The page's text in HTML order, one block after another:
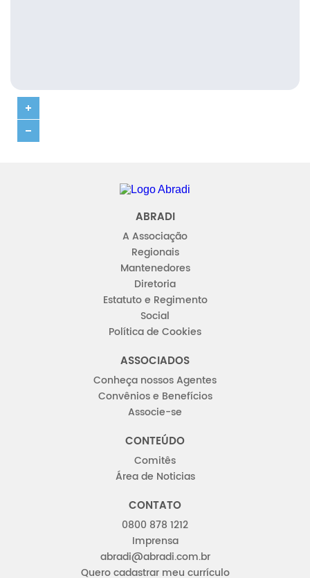
Abradi
ABRADI
A Associação
Regionais
Mantenedores
Diretoria
Estatuto e Regimento
Social
Política de Cookies
ASSOCIADOS
Conheça nossos Agentes
Convênios e Benefícios
Associe-se
CONTEÚDO
Comitês
Área de Noticias
CONTATO
0800 878 1212
Imprensa
abradi@abradi.com.br
Quero cadastrar meu currículo